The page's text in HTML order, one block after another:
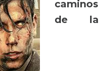
caminos
de la